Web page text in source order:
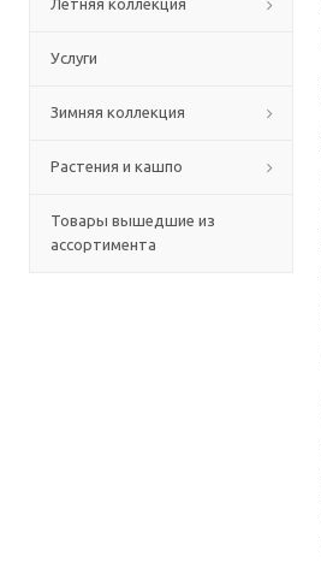
Летняя коллекция
Услуги
Зимняя коллекция
Растения и кашпо
Товары вышедшие из
ассортимента